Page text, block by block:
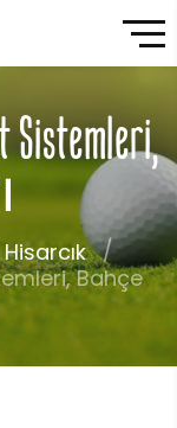
Sistemleri,
Hisarcık
Bahçe